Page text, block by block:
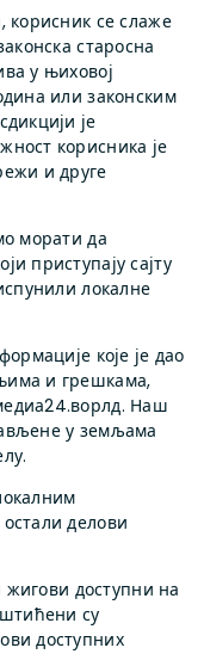
корисник се слаже
старосна
у њиховој
или законским
је
корисника је
и друге
морати да
приступају сајту
локалне
које је дао
и грешкама,
Наш
у земљама
делови
жигови доступни на
су
доступних